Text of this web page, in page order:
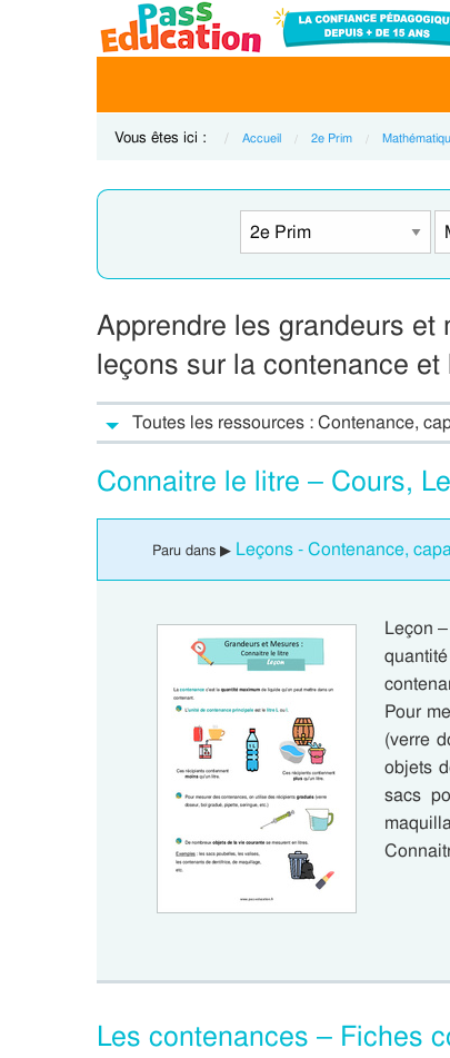
Vous êtes ici : Accueil 2e Prim
Apprendre les grandeurs
leçons sur la contenance
Toutes les ressources : Contenance,
Connaitre le litre – Cours,
Paru dans ▶ Leçons - Contenance,
Leçon
Pour
(verre
objets
sacs
Les contenances – Fiches